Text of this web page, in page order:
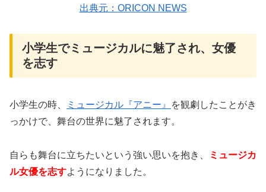
出典元：ORICON NEWS
小学生でミュージカルに魅了され、女優
を志す
小学生の時、 ミュージカル『アニー』
を観劇したことがき
っかけで、舞台の世界に魅了されます。
自らも舞台に立ちたいという強い思いを抱き、
ミュージカ
ル女優を志すようになりました。